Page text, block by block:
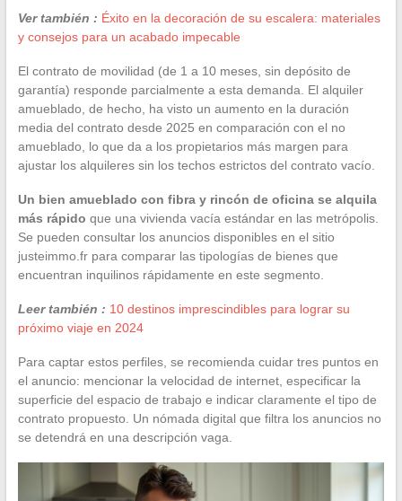
Ver también : Éxito en la decoración de su escalera: materiales
y consejos para un acabado impecable
El contrato de movilidad (de 1 a 10 meses, sin depósito de
garantía) responde parcialmente a esta demanda. El alquiler
amueblado, de hecho, ha visto un aumento en la duración
media del contrato desde 2025 en comparación con el no
amueblado, lo que da a los propietarios más margen para
ajustar los alquileres sin los techos estrictos del contrato vacío.
Un bien amueblado con fibra y rincón de oficina se alquila
más rápido que una vivienda vacía estándar en las metrópolis.
Se pueden consultar los anuncios disponibles en el sitio
justeimmo.fr para comparar las tipologías de bienes que
encuentran inquilinos rápidamente en este segmento.
Leer también : 10 destinos imprescindibles para lograr su
próximo viaje en 2024
Para captar estos perfiles, se recomienda cuidar tres puntos en
el anuncio: mencionar la velocidad de internet, especificar la
superficie del espacio de trabajo e indicar claramente el tipo de
contrato propuesto. Un nómada digital que filtra los anuncios no
se detendrá en una descripción vaga.